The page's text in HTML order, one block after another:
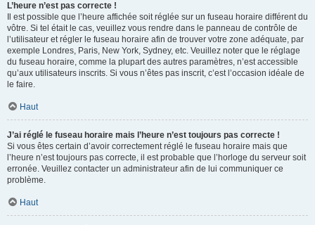
L’heure n’est pas correcte !
Il est possible que l’heure affichée soit réglée sur un fuseau horaire différent du
vôtre. Si tel était le cas, veuillez vous rendre dans le panneau de contrôle de
l’utilisateur et régler le fuseau horaire afin de trouver votre zone adéquate, par
exemple Londres, Paris, New York, Sydney, etc. Veuillez noter que le réglage
du fuseau horaire, comme la plupart des autres paramètres, n’est accessible
qu’aux utilisateurs inscrits. Si vous n’êtes pas inscrit, c’est l’occasion idéale de
le faire.
Haut
J’ai réglé le fuseau horaire mais l’heure n’est toujours pas correcte !
Si vous êtes certain d’avoir correctement réglé le fuseau horaire mais que
l’heure n’est toujours pas correcte, il est probable que l’horloge du serveur soit
erronée. Veuillez contacter un administrateur afin de lui communiquer ce
problème.
Haut